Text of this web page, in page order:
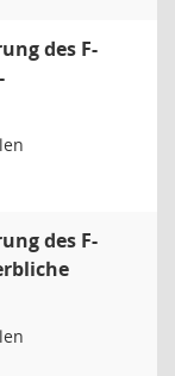
des F-
des F-